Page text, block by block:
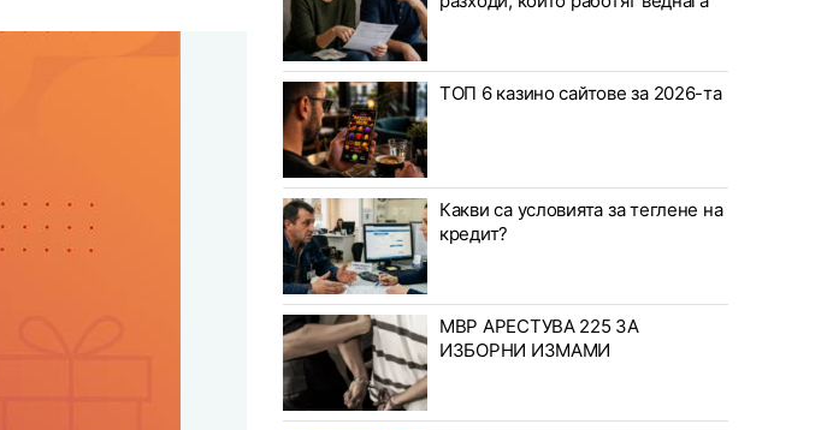
ТОП 6 казино сайтове за 2026-та
Какви са условията за теглене на
кредит?
МВР АРЕСТУВА 225 ЗА
ИЗБОРНИ ИЗМАМИ